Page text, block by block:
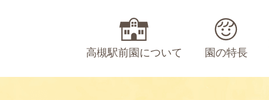
高槻駅前園について 園の特長